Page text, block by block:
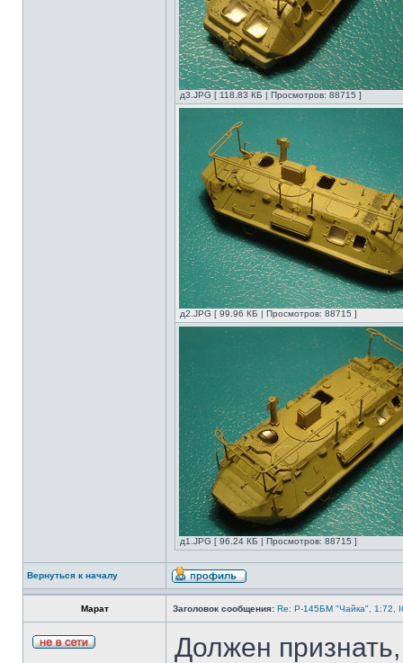
д3.JPG [ 118.83 КБ | Просмотров: 88715 ]
д2.JPG [ 99.96 КБ | Просмотров: 88715 ]
д1.JPG [ 96.24 КБ | Просмотров: 88715 ]
Вернуться к началу
Марат Заголовок сообщения: Re: Р-145БМ "Чайка", 1:72,
Должен